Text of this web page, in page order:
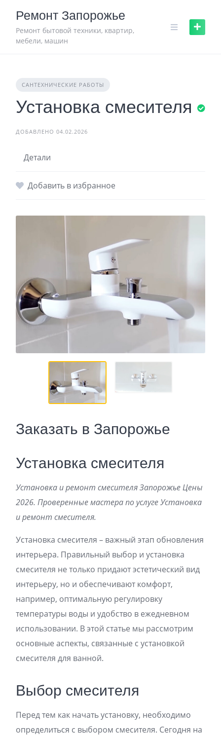
content
Ремонт Запорожье
Ремонт бытовой техники, квартир,
мебели, машин
САНТЕХНИЧЕСКИЕ РАБОТЫ
Установка смесителя
ДОБАВЛЕНО 04.02.2026
Детали
Добавить в избранное
Заказать в Запорожье
Установка смесителя
Установка и ремонт смесителя Запорожье Цены
2026. Проверенные мастера по услуге Установка
и ремонт смесителя.
Установка смесителя – важный этап обновления
интерьера. Правильный выбор и установка
смесителя не только придают эстетический вид
интерьеру, но и обеспечивают комфорт,
например, оптимальную регулировку
температуры воды и удобство в ежедневном
использовании. В этой статье мы рассмотрим
основные аспекты, связанные с установкой
смесителя для ванной.
Выбор смесителя
Перед тем как начать установку, необходимо
определиться с выбором смесителя. Сегодня на